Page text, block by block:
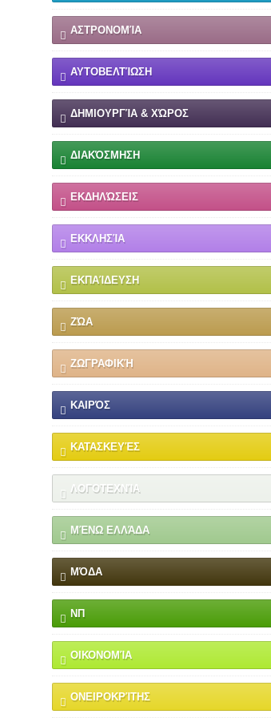
ΑΣΤΡΟΝΟΜΊΑ
ΑΥΤΟΒΕΛΤΊΩΣΗ
ΔΗΜΙΟΥΡΓΊΑ & ΧΏΡΟΣ
ΔΙΑΚΌΣΜΗΣΗ
ΕΚΔΗΛΏΣΕΙΣ
ΕΚΚΛΗΣΊΑ
ΕΚΠΑΊΔΕΥΣΗ
ΖΏΑ
ΖΩΓΡΑΦΙΚΉ
ΚΑΙΡΌΣ
ΚΑΤΑΣΚΕΥΈΣ
ΛΟΓΟΤΕΧΝΊΑ
ΜΈΝΩ ΕΛΛΆΔΑ
ΜΌΔΑ
ΝΠ
ΟΙΚΟΝΟΜΊΑ
ΟΝΕΙΡΟΚΡΊΤΗΣ